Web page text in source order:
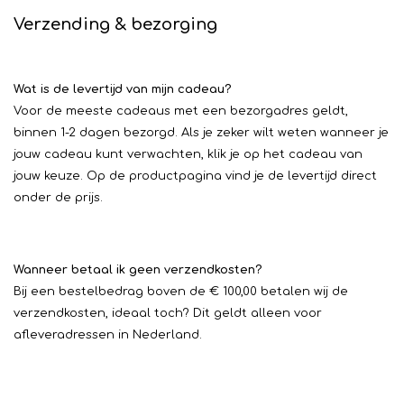
Verzending & bezorging
Wat is de levertijd van mijn cadeau?
Voor de meeste cadeaus met een bezorgadres geldt,
binnen 1-2 dagen bezorgd. Als je zeker wilt weten wanneer je
jouw cadeau kunt verwachten, klik je op het cadeau van
jouw keuze. Op de productpagina vind je de levertijd direct
onder de prijs.
Wanneer betaal ik geen verzendkosten?
Bij een bestelbedrag boven de € 100,00 betalen wij de
verzendkosten, ideaal toch? Dit geldt alleen voor
afleveradressen in Nederland.